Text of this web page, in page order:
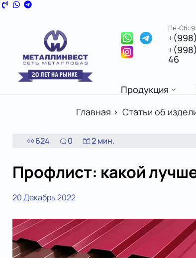
Пн-Сб:
46
Продукция
Главная > Статьи об
624 0 2мин.
Профлист: какой
20 Декабрь 2022